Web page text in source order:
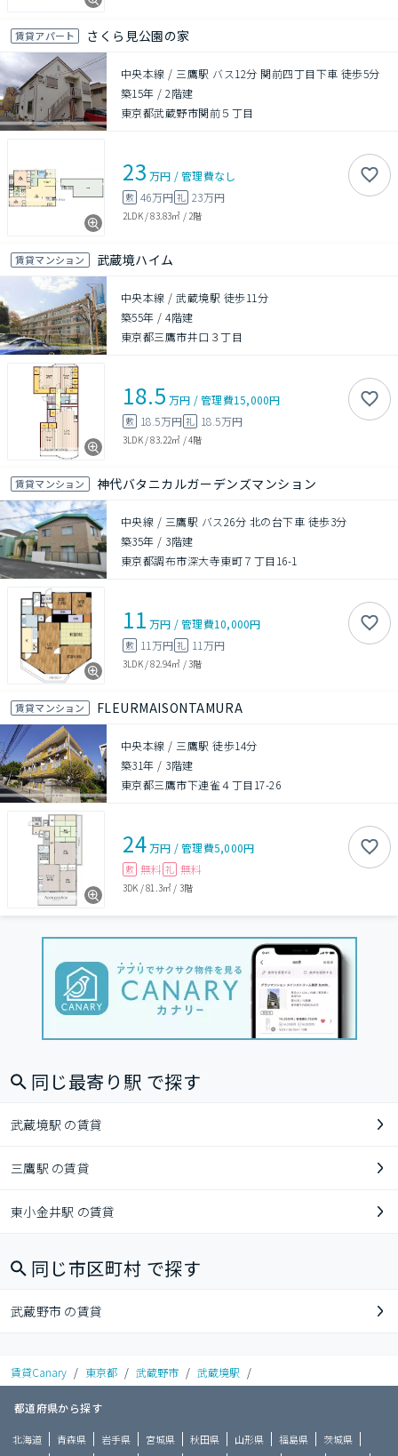
賃貸アパート さくら見公園の家
中央本線 / 三鷹駅 バス12分 関前四丁目下車 徒歩5分
築15年 /2階建
東京都武蔵野市関前５丁目
23 万円 /管理費なし
敷 46万円 礼 23万円
2LDK/83.83㎡ / 2階
賃貸マンション 武蔵境ハイム
中央本線 / 武蔵境駅 徒歩11分
築55年 /4階建
東京都三鷹市井口３丁目
18.5 万円 /管理費15,000円
敷 18.5万円 礼 18.5万円
3LDK/83.22㎡ /4階
賃貸マンション 神代バタニカルガーデンズマンション
中央線 / 三鷹駅 バス26分 北の台下車 徒歩3分
築35年 / 3階建
東京都調布市深大寺東町７丁目16-1
11 万円 /管理費10,000円
敷 11万円 礼 11万円
3LDK/82.94㎡ /3階
賃貸マンション FLEURMAISONTAMURA
中央本線 / 三鷹駅 徒歩14分
築31年 / 3階建
東京都三鷹市下連雀４丁目17-26
24万円 /管理費5,000円
敷 無料 礼 無料
3DK /81.3㎡ / 3階
同じ最寄り駅 で探す
武蔵境駅 の賃貸
三鷹駅 の賃貸
東小金井駅 の賃貸
同じ市区町村 で探す
武蔵野市 の賃貸
賃貸Canary / 東京都 / 武蔵野市 / 武蔵境駅 /
都道府県から探す
北海道 青森県 岩手県 宮城県 秋田県 山形県 福島県
茨城県